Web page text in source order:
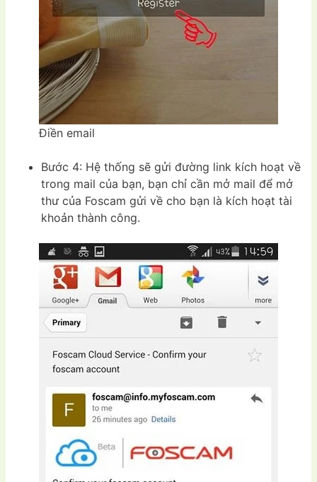
Điền email
Bước 4: Hệ thống sẽ gửi đường link kích hoạt về
trong mail của bạn, bạn chỉ cần mở mail để mở
thư của Foscam gửi về cho bạn là kích hoạt tài
khoản thành công.